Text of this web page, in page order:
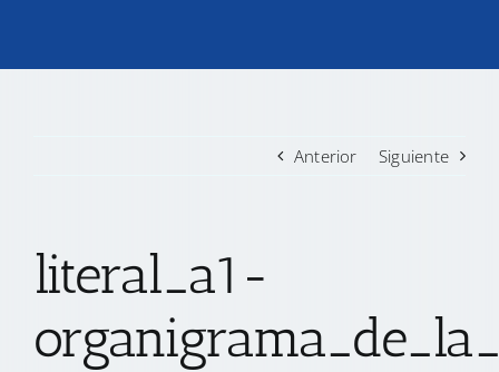
TRANSPARENCIA
CONTACTO
Anterior Siguiente
literal_a1-